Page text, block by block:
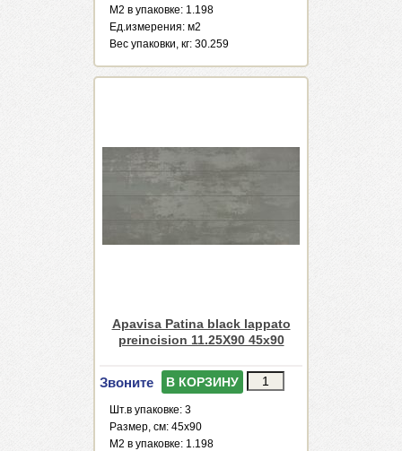
М2 в упаковке: 1.198
Ед.измерения: м2
Веc упаковки, кг: 30.259
Apavisa Patina black lappato
preincision 11.25X90 45x90
Звоните В КОРЗИНУ
Шт.в упаковке: 3
Размер, см: 45x90
М2 в упаковке: 1.198